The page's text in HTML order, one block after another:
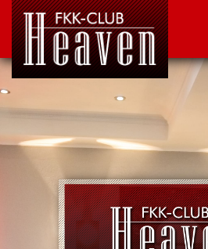
STARTSEITE
LOCATION
NEWS
KONTAKT